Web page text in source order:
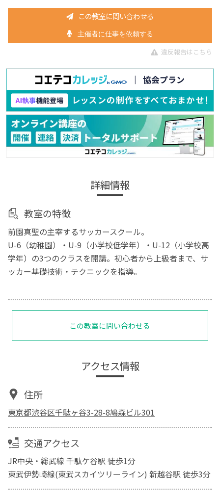
この教室に問い合わせる
主催者に仕事を依頼する
違反報告はこちら
詳細情報
教室の特徴
前園真聖の主宰するサッカースクール。
U-6（幼稚園）・U-9（小学校低学年）・U-12（小学校高
学年）の3つのクラスを開講。初心者から上級者まで、サ
ッカー基礎技術・テクニックを指導。
この教室に問い合わせる
アクセス情報
住所
東京都渋谷区千駄ヶ谷3-28-8鳩森ビル301
交通アクセス
JR中央・総武線 千駄ケ谷駅 徒歩1分
東武伊勢崎線(東武スカイツリーライン) 新越谷駅 徒歩3分